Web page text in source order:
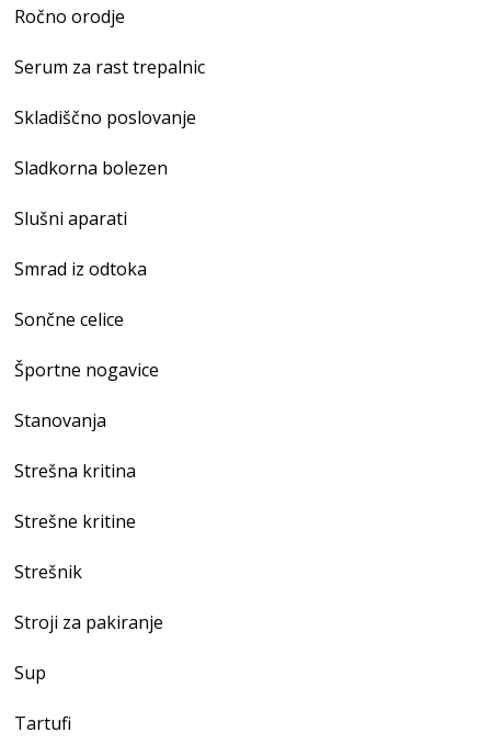
Ročno orodje
Serum za rast trepalnic
Skladiščno poslovanje
Sladkorna bolezen
Slušni aparati
Smrad iz odtoka
Sončne celice
Športne nogavice
Stanovanja
Strešna kritina
Strešne kritine
Strešnik
Stroji za pakiranje
Sup
Tartufi